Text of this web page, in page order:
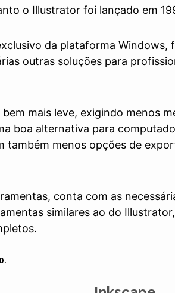
o Illustrator foi lançado em
da plataforma Windows,
outras soluções para
mais leve, exigindo menos
boa alternativa para
também menos opções de
conta com as
similares ao do